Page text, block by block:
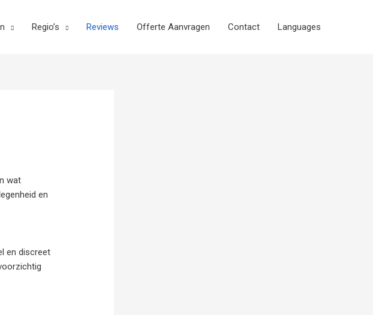
Regio’s Reviews Offerte Aanvragen Contact Languages
wat
en
en discreet